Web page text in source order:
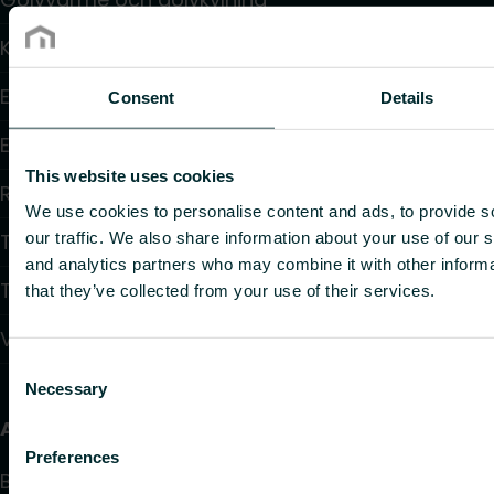
Consent Details
This website uses cookies
We use cookies to personalise content and ads, to provide
our traffic. We also share information about your use of our
and analytics partners who may combine it with other
that they’ve collected from your use of their services.
Selection
Necessary
Preferences
Konvektorer och fläktkonvektorer
Elektrisk uppvärmning
Elektronisk styrning
Reglering
Tappvattensystem
Takvärmesystem
Värmepumpar
Användbara länkar
Beräkningsprogram